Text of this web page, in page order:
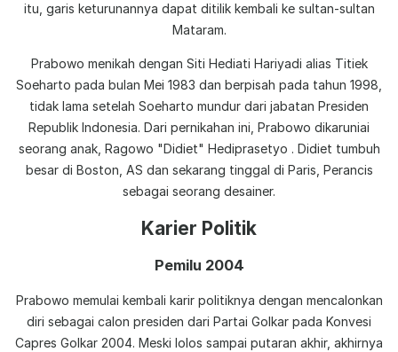
itu, garis keturunannya dapat ditilik kembali ke sultan-sultan
Mataram.
Prabowo menikah dengan Siti Hediati Hariyadi alias Titiek
Soeharto pada bulan Mei 1983 dan berpisah pada tahun 1998,
tidak lama setelah Soeharto mundur dari jabatan Presiden
Republik Indonesia. Dari pernikahan ini, Prabowo dikaruniai
seorang anak, Ragowo "Didiet" Hediprasetyo . Didiet tumbuh
besar di Boston, AS dan sekarang tinggal di Paris, Perancis
sebagai seorang desainer.
Karier Politik
Pemilu 2004
Prabowo memulai kembali karir politiknya dengan mencalonkan
diri sebagai calon presiden dari Partai Golkar pada Konvesi
Capres Golkar 2004. Meski lolos sampai putaran akhir, akhirnya